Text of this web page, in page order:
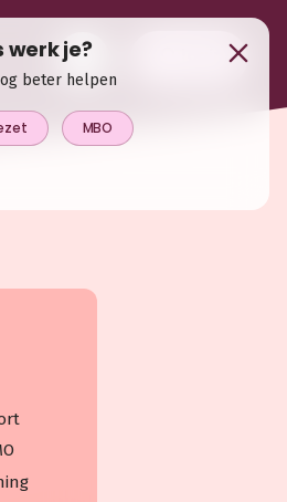
werk je?
beter helpen
MBO